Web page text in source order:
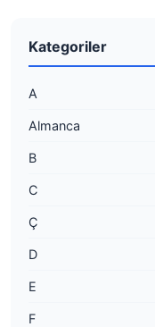
Kategoriler
A
Almanca
B
C
Ç
D
E
F